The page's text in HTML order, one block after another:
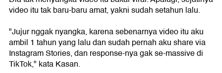
video itu tak baru-baru amat, yakni sudah setahun lalu.
"Jujur nggak nyangka, karena sebenarnya video itu aku
ambil 1 tahun yang lalu dan sudah pernah aku share via
Instagram Stories, dan response-nya gak se-massive di
TikTok," kata Kasan.